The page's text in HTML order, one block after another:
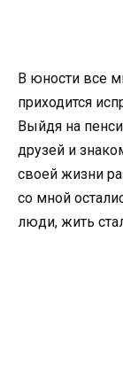
В юности все
приходится
Выйдя на
друзей и
своей жизни
со мной
люди, жить